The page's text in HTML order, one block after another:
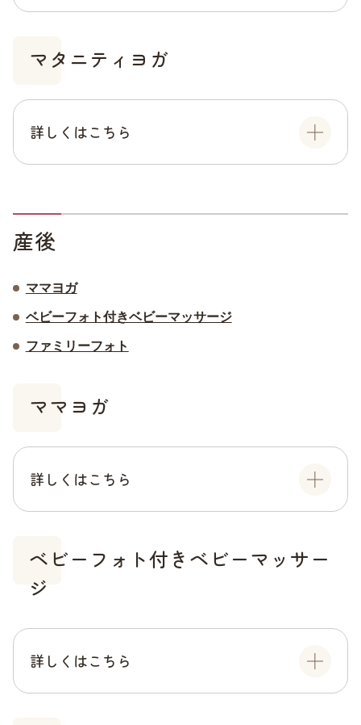
マタニティヨガ
詳しくはこちら
産後
ママヨガ
ベビーフォト付きベビーマッサージ
ファミリーフォト
ママヨガ
詳しくはこちら
ベビーフォト付きベビーマッサー
ジ
詳しくはこちら